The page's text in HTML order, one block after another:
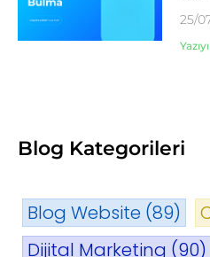
25/
Blog Kategorileri
Blog Website (89)
Dijital Marketing (90)